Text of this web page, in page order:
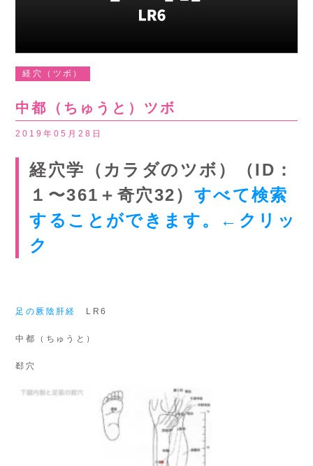
経穴（ツボ）
中都（ちゅうと）ツボ
2019年05月28日
経穴学（カラダのツボ）（ID：
１〜361＋奇穴32） すべて検索
することができます。←クリッ
ク
足の厥陰肝経 LR6
中都（ちゅうと）
郄穴